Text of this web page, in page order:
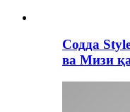
Содда
ва Мизи